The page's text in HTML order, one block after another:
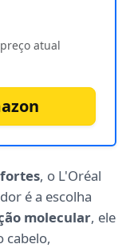
atual
fortes, o L'Oréal
é a escolha
molecular, ele
cabelo,